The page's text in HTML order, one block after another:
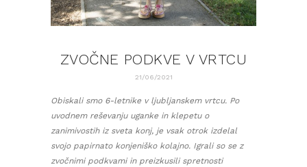
ZVOČNE PODKVE V VRTCU
21/06/2021
Obiskali smo 6-letnike v ljubljanskem vrtcu. Po
uvodnem reševanju uganke in klepetu o
zanimivostih iz sveta konj, je vsak otrok izdelal
svojo papirnato konjeniško kolajno. Igrali so se z
zvočnimi podkvami in preizkusili spretnosti